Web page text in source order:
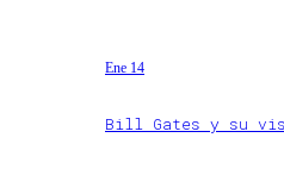
Ene 14
Bill Gates y su